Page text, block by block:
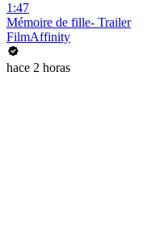
1:47
Mémoire de fille- Trailer
FilmAffinity
hace 2 horas